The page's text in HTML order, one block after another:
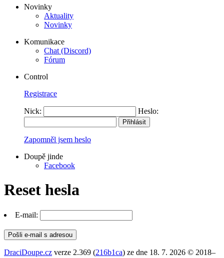
Novinky
Aktuality
Novinky
Komunikace
Chat (Discord)
Fórum
Control
Registrace
Nick: Heslo:
Zapomněl jsem heslo
Doupě jinde
Facebook
Reset hesla
E-mail:
DraciDoupe.cz verze 2.369 (216b1ca) ze dne 18. 7. 2026 © 2018–